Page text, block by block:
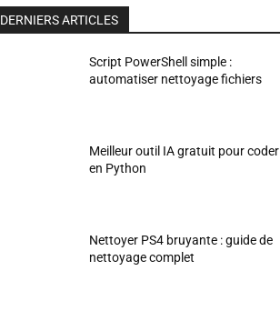
DERNIERS ARTICLES
Script PowerShell simple :
automatiser nettoyage fichiers
Meilleur outil IA gratuit pour coder
en Python
Nettoyer PS4 bruyante : guide de
nettoyage complet